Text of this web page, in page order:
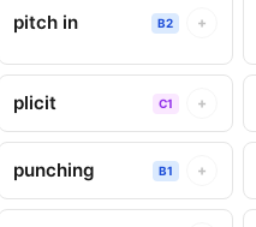
pitch in B2 +
plicit C1 +
punching B1 +